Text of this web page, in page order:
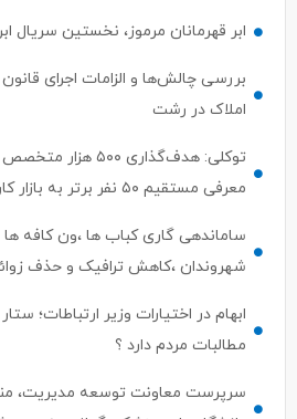
ابر قهرمانان مرموز، نخستین سریال
بررسی چالش‌ها و الزامات اجرای
املاک در رشت
توکلی: هدف‌گذاری
معرفی مستقیم ۵۰ نفر برتر به بازار کار
ساماندهی گاری کباب ها ،ون کافه
شهروندان ،کاهش ترافیک و حذف
ابهام در اختیارات وزیر ارتباطات؛
مطالبات مردم دارد ؟
سرپرست معاونت توسعه مدیریت،